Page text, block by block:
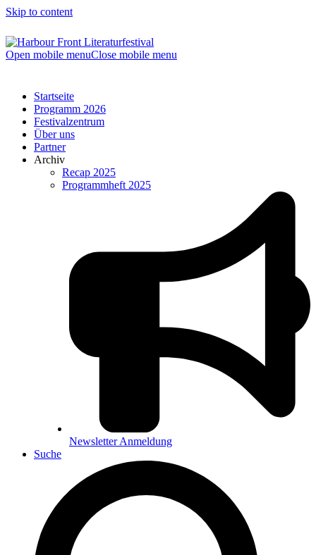
Skip to content
Open mobile menuClose mobile menu
Startseite
Programm 2026
Festivalzentrum
Über uns
Partner
Archiv
Recap 2025
Programmheft 2025
Newsletter Anmeldung
Suche